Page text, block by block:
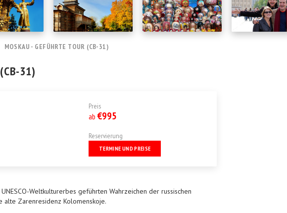
MOSKAU - GEFÜHRTE TOUR (CB-31)
31)
Preis
ab €995
Reservierung
TERMINE UND PREISE
Weltkulturerbes geführten Wahrzeichen der russischen
alte Zarenresidenz Kolomenskoje.